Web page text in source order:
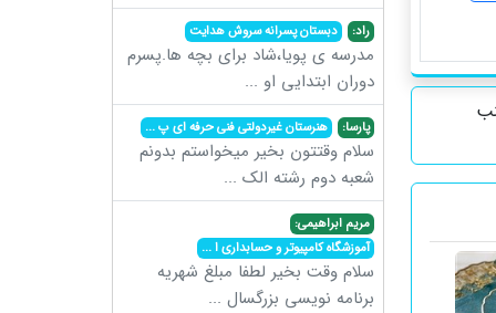
راد: دبستان پسرانه سروش هدایت
مدرسه ی پویا،شاد برای بچه ها.پسرم
دوران ابتدایی او ...
پارسا: هنرستان غیردولتی فنی حرفه ای پ...
سلام وقتتون بخیر میخواستم بدونم
شعبه دوم رشته الک ...
مریم ابراهیمی:
آموزشگاه کامپیوتر و حسابداری ا...
سلام وقت بخیر لطفا مبلغ شهریه
برنامه نویسی بزرگسال ...